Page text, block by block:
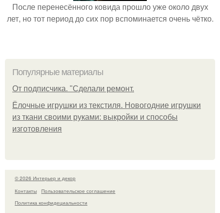
После перенесённого ковида прошло уже около двух
лет, но тот период до сих пор вспоминается очень чётко.
Популярные материалы
От подписчика. "Сделали ремонт.
Ёлочные игрушки из текстиля. Новогодние игрушки
из ткани своими руками: выкройки и способы
изготовления
© 2026 Интерьер и декор
Контакты
Пользовательское соглашение
Политика конфидециальности